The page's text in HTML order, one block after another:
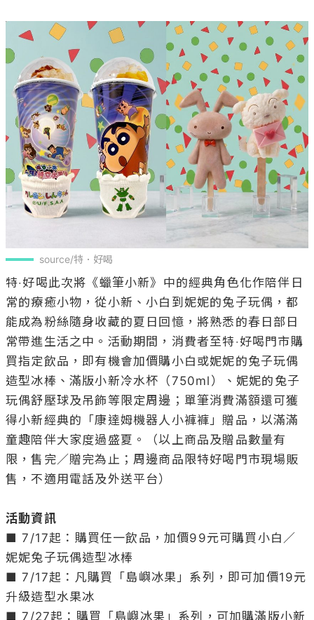
source/特．好喝
特‧好喝此次將《蠟筆小新》中的經典角色化作陪伴日
常的療癒小物，從小新、小白到妮妮的兔子玩偶，都
能成為粉絲隨身收藏的夏日回憶，將熟悉的春日部日
常帶進生活之中。活動期間，消費者至特‧好喝門市購
買指定飲品，即有機會加價購小白或妮妮的兔子玩偶
造型冰棒、滿版小新冷水杯（750ml）、妮妮的兔子
玩偶舒壓球及吊飾等限定周邊；單筆消費滿額還可獲
得小新經典的「康達姆機器人小褲褲」贈品，以滿滿
童趣陪伴大家度過盛夏。（以上商品及贈品數量有
限，售完／贈完為止；周邊商品限特好喝門市現場販
售，不適用電話及外送平台）
活動資訊
■ 7/17起：購買任一飲品，加價99元可購買小白／
妮妮兔子玩偶造型冰棒
■ 7/17起：凡購買「島嶼冰果」系列，即可加價19元
升級造型水果冰
■ 7/27起：購買「島嶼冰果」系列，可加購滿版小新